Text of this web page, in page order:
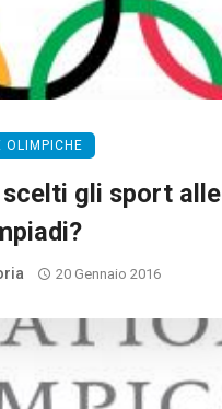
OLIMPICHE
scelti gli sport alle
20 Gennaio 2016